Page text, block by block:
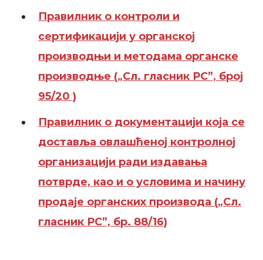
Правилник о контроли и
сертификацији у органској
производњи и методама органске
производње („Сл. гласник РС”, број
95/20 )
Правилник о документацији која се
доставља овлашћеној контролној
организацији ради издавања
потврде, као и о условима и начину
продаје органских производа („Сл.
гласник РС”, бр. 88/16)